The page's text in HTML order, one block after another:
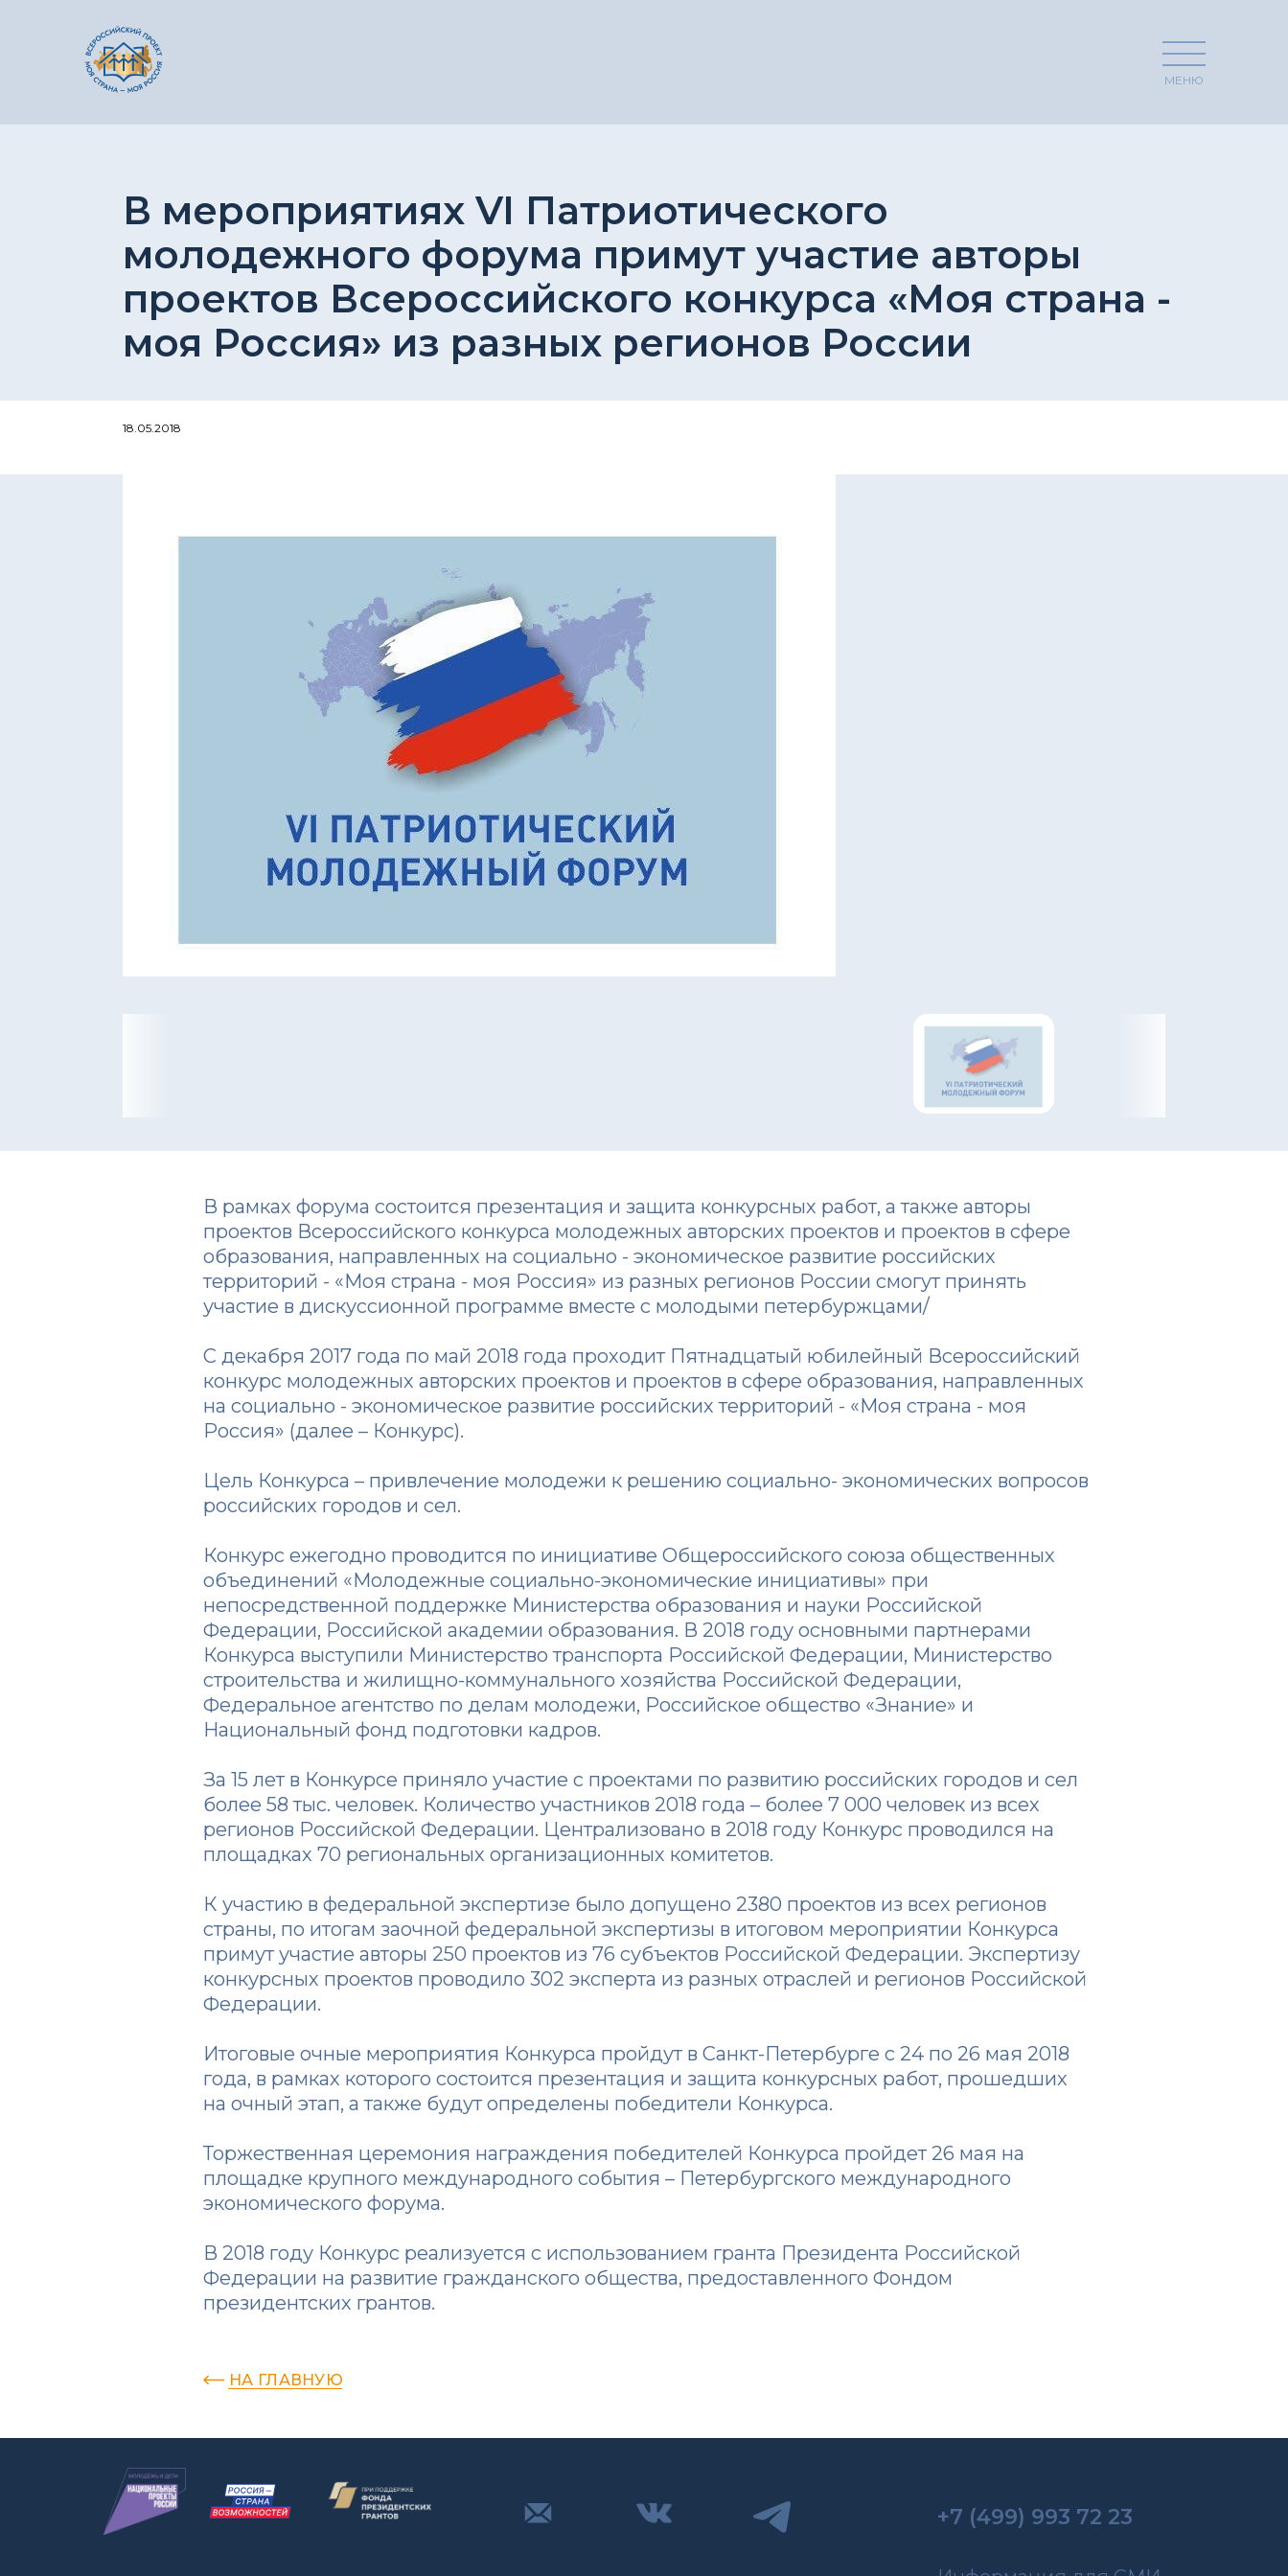
МЕНЮ
В мероприятиях VI Патриотического
молодежного форума примут участие авторы
проектов Всероссийского конкурса «Моя страна -
моя Россия» из разных регионов России
18.05.2018
В рамках форума состоится презентация и защита конкурсных работ, а также авторы
проектов Всероссийского конкурса молодежных авторских проектов и проектов в сфере
образования, направленных на социально - экономическое развитие российских
территорий - «Моя страна - моя Россия» из разных регионов России смогут принять
участие в дискуссионной программе вместе с молодыми петербуржцами/
С декабря 2017 года по май 2018 года проходит Пятнадцатый юбилейный Всероссийский
конкурс молодежных авторских проектов и проектов в сфере образования, направленных
на социально - экономическое развитие российских территорий - «Моя страна - моя
Россия» (далее – Конкурс).
Цель Конкурса – привлечение молодежи к решению социально- экономических вопросов
российских городов и сел.
Конкурс ежегодно проводится по инициативе Общероссийского союза общественных
объединений «Молодежные социально-экономические инициативы» при
непосредственной поддержке Министерства образования и науки Российской
Федерации, Российской академии образования. В 2018 году основными партнерами
Конкурса выступили Министерство транспорта Российской Федерации, Министерство
строительства и жилищно-коммунального хозяйства Российской Федерации,
Федеральное агентство по делам молодежи, Российское общество «Знание» и
Национальный фонд подготовки кадров.
За 15 лет в Конкурсе приняло участие с проектами по развитию российских городов и сел
более 58 тыс. человек. Количество участников 2018 года – более 7 000 человек из всех
регионов Российской Федерации. Централизовано в 2018 году Конкурс проводился на
площадках 70 региональных организационных комитетов.
К участию в федеральной экспертизе было допущено 2380 проектов из всех регионов
страны, по итогам заочной федеральной экспертизы в итоговом мероприятии Конкурса
примут участие авторы 250 проектов из 76 субъектов Российской Федерации. Экспертизу
конкурсных проектов проводило 302 эксперта из разных отраслей и регионов Российской
Федерации.
Итоговые очные мероприятия Конкурса пройдут в Санкт-Петербурге с 24 по 26 мая 2018
года, в рамках которого состоится презентация и защита конкурсных работ, прошедших
на очный этап, а также будут определены победители Конкурса.
Торжественная церемония награждения победителей Конкурса пройдет 26 мая на
площадке крупного международного события – Петербургского международного
экономического форума.
В 2018 году Конкурс реализуется с использованием гранта Президента Российской
Федерации на развитие гражданского общества, предоставленного Фондом
президентских грантов.
НА ГЛАВНУЮ
+7 (499) 993 72 23